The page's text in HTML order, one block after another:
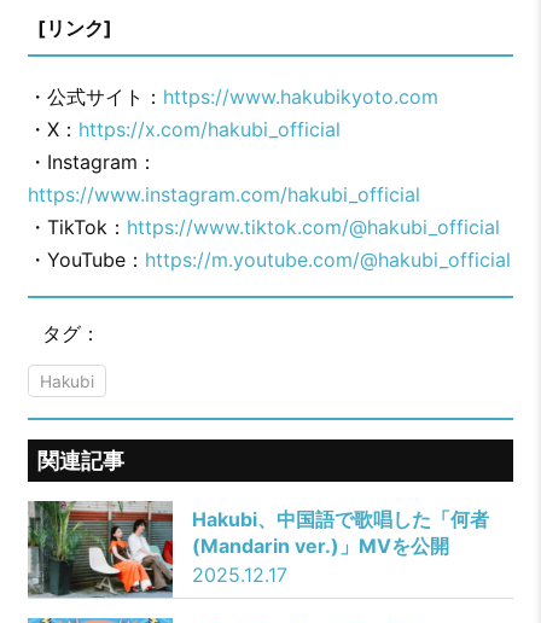
[リンク]
・公式サイト： https://www.hakubikyoto.com
・X： https://x.com/hakubi_official
・Instagram：
https://www.instagram.com/hakubi_official
・TikTok： https://www.tiktok.com/@hakubi_official
・YouTube： https://m.youtube.com/@hakubi_official
タグ：
Hakubi
関連記事
Hakubi、中国語で歌唱した「何者
(Mandarin ver.)」MVを公開
2025.12.17